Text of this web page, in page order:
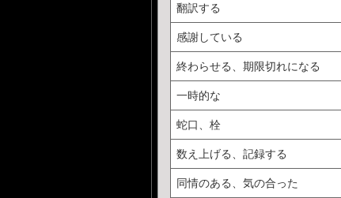
翻訳する
感謝している
終わらせる、期限切れになる
一時的な
蛇口、栓
数え上げる、記録する
同情のある、気の合った